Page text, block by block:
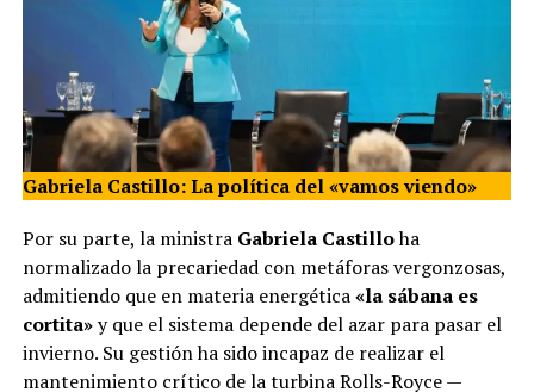
Gabriela Castillo: La política del «vamos viendo»
Por su parte, la ministra Gabriela Castilloha
normalizado la precariedad con metáforas vergonzosas,
admitiendo que en materia energética«la sábana es
cortita»y que el sistema depende del azar para pasar el
invierno. Su gestión ha sido incapaz de realizar el
mantenimiento crítico de la turbina Rolls-Royce —